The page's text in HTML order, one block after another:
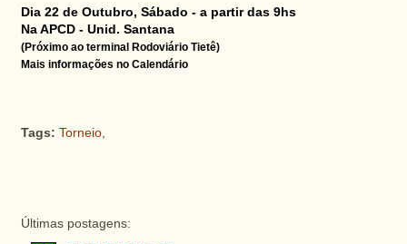
Dia 22 de Outubro, Sábado - a partir das 9hs
Na APCD - Unid. Santana
(Próximo ao terminal Rodoviário Tietê)
Mais informações no Calendário
Tags: Torneio,
Últimas postagens: